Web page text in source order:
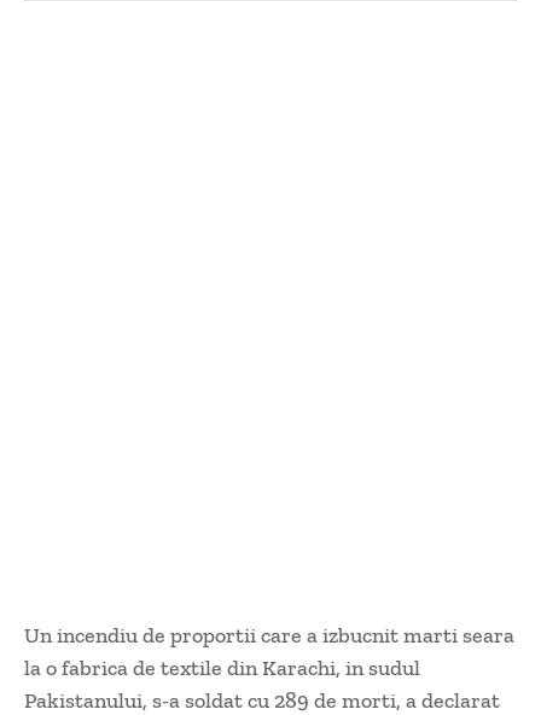
Un incendiu de proportii care a izbucnit marti seara
la o fabrica de textile din Karachi, in sudul
Pakistanului, s-a soldat cu 289 de morti, a declarat